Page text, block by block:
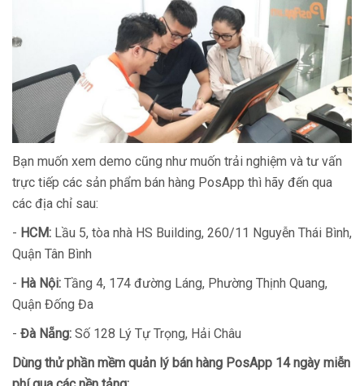
Bạn muốn xem demo cũng như muốn trải nghiệm và tư vấn
trực tiếp các sản phẩm bán hàng PosApp thì hãy đến qua
các địa chỉ sau:
- HCM: Lầu 5, tòa nhà HS Building, 260/11 Nguyễn Thái Bình,
Quận Tân Bình
- Hà Nội: Tầng 4, 174 đường Láng, Phường Thịnh Quang,
Quận Đống Đa
- Đà Nẵng: Số 128 Lý Tự Trọng, Hải Châu
Dùng thử phần mềm quản lý bán hàng PosApp 14 ngày miễn